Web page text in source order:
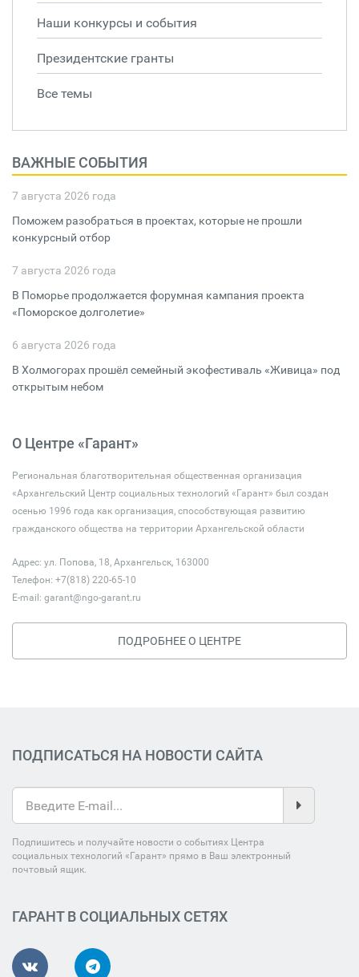
Наши конкурсы и события
Президентские гранты
Все темы
ВАЖНЫЕ СОБЫТИЯ
7 августа 2026 года
Поможем разобраться в проектах, которые не прошли
конкурсный отбор
7 августа 2026 года
В Поморье продолжается форумная кампания проекта
«Поморское долголетие»
6 августа 2026 года
В Холмогорах прошёл семейный экофестиваль «Живица» под
открытым небом
О Центре «Гарант»
Региональная благотворительная общественная организация
«Архангельский Центр социальных технологий «Гарант» был создан
осенью 1996 года как организация, способствующая развитию
гражданского общества на территории Архангельской области
Адрес: ул. Попова, 18, Архангельск, 163000
Телефон: +7(818) 220-65-10
E-mail: garant@ngo-garant.ru
ПОДРОБНЕЕ О ЦЕНТРЕ
ПОДПИСАТЬСЯ НА НОВОСТИ САЙТА
Подпишитесь и получайте новости о событиях Центра
социальных технологий «Гарант» прямо в Ваш электронный
почтовый ящик.
ГАРАНТ В СОЦИАЛЬНЫХ СЕТЯХ